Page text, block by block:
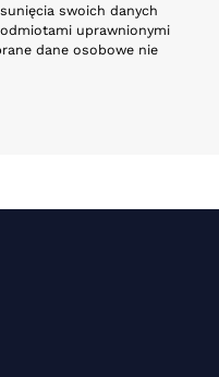
swoich danych
uprawnionymi
dane osobowe nie